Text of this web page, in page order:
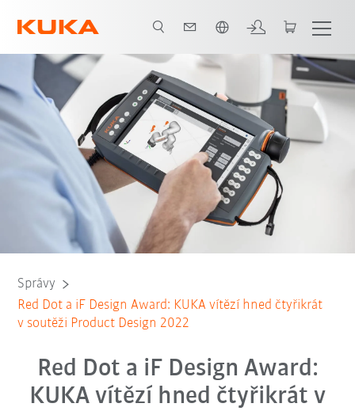
Správy
Red Dot a iF Design Award: KUKA vítězí hned čtyřikrát
v soutěži Product Design 2022
Red Dot a iF Design Award:
KUKA vítězí hned čtyřikrát v